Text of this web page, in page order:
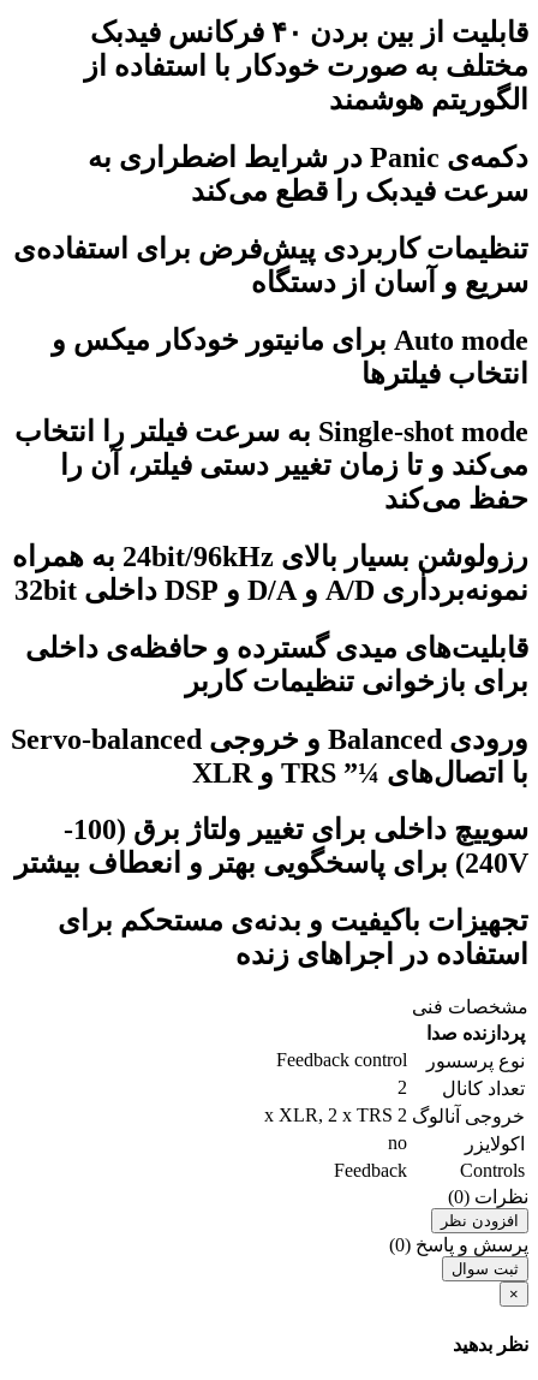
قابلیت از بین بردن ۴۰ فرکانس فیدبک
مختلف به صورت خودکار با استفاده از
الگوریتم هوشمند
دکمه‌ی Panic در شرایط اضطراری به
سرعت فیدبک را قطع می‌کند
تنظیمات کاربردی پیش‌فرض برای استفاده‌ی
سریع و آسان از دستگاه
Auto mode برای مانیتور خودکار میکس و
انتخاب فیلترها
Single-shot mode به سرعت فیلتر را انتخاب
می‌کند و تا زمان تغییر دستی فیلتر، آن را
حفظ می‌کند
رزولوشن بسیار بالای 24bit/96kHz به همراه
نمونه‌برداٰری A/D و D/A و DSP داخلی 32bit
قابلیت‌های میدی گسترده و حافظه‌ی داخلی
برای بازخوانی تنظیمات کاربر
ورودی Balanced و خروجی Servo-balanced
با اتصال‌های ¼” TRS و XLR
سوییچ داخلی برای تغییر ولتاژ برق (100-
240V) برای پاسخگویی بهتر و انعطاف بیشتر
تجهیزات باکیفیت و بدنه‌ی مستحکم برای
استفاده در اجراهای زنده
مشخصات فنی
پردازنده صدا
نوع پرسسور
Feedback control
تعداد کانال
2
خروجی آنالوگ 2 x XLR, 2 x TRS
اکولایزر
no
Controls
Feedback
نظرات (0)
افزودن نظر
پرسش و پاسخ (0)
ثبت سوال
×
نظر بدهید